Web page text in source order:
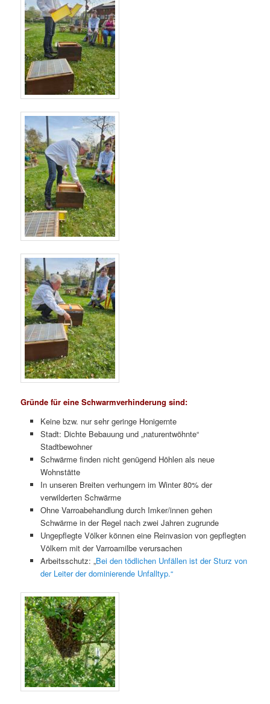
Gründe für eine Schwarmverhinderung sind:
Keine bzw. nur sehr geringe Honigernte
Stadt: Dichte Bebauung und „naturentwöhnte“
Stadtbewohner
Schwärme finden nicht genügend Höhlen als neue
Wohnstätte
In unseren Breiten verhungern im Winter 80% der
verwilderten Schwärme
Ohne Varroabehandlung durch Imker/innen gehen
Schwärme in der Regel nach zwei Jahren zugrunde
Ungepflegte Völker können eine Reinvasion von gepflegten
Völkern mit der Varroamilbe verursachen
Arbeitsschutz: „Bei den tödlichen Unfällen ist der Sturz von
der Leiter der dominierende Unfalltyp.“